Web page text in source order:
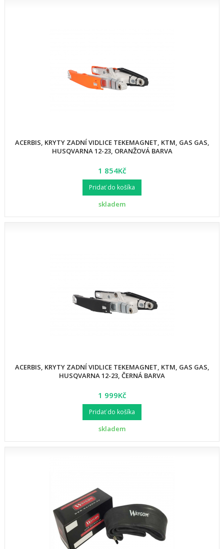
ACERBIS, KRYTY ZADNÍ VIDLICE TEKEMAGNET, KTM, GAS GAS,
HUSQVARNA 12-23, ORANŽOVÁ BARVA
1 854Kč
Pridať do košíka
skladem
ACERBIS, KRYTY ZADNÍ VIDLICE TEKEMAGNET, KTM, GAS GAS,
HUSQVARNA 12-23, ČERNÁ BARVA
1 999Kč
Pridať do košíka
skladem